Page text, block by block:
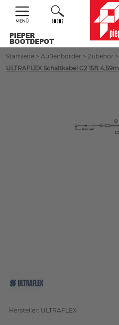
PIEPER
BOOTDEPOT
Startseite > Außenborder > Zubehör >
ULTRAFLEX Schaltkabel C2 15ft 4,59m
Hersteller: ULTRAFLEX